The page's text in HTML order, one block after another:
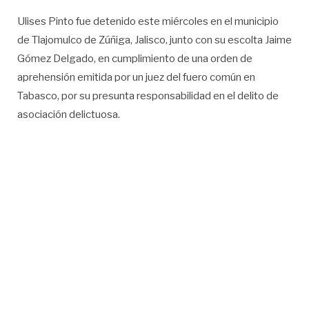
Ulises Pinto fue detenido este miércoles en el municipio
de Tlajomulco de Zúñiga, Jalisco, junto con su escolta Jaime
Gómez Delgado, en cumplimiento de una orden de
aprehensión emitida por un juez del fuero común en
Tabasco, por su presunta responsabilidad en el delito de
asociación delictuosa.